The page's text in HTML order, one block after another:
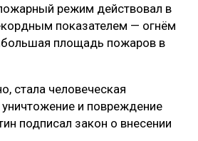
режим действовал в
показателем — огнём
площадь пожаров в
стала человеческая
и повреждение
подписал закон о внесении